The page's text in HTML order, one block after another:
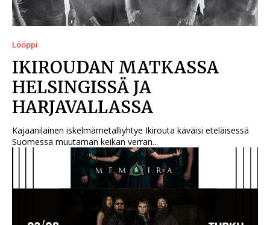
Lööppi
IKIROUDAN MATKASSA
HELSINGISSÄ JA
HARJAVALLASSA
Kajaanilainen iskelmämetalliyhtye Ikirouta käväisi eteläisessä
Suomessa muutaman keikan verran...